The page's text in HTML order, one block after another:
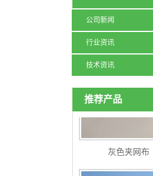
公司新闻
行业资讯
技术资讯
推荐产品
灰色夹网布